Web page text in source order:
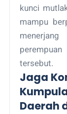
kunci
mampu
tersebut.
Jaga
Daerah